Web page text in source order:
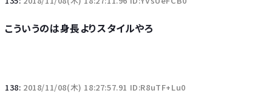
こういうのは身長よりスタイルやろ
138: 2018/11/08(木) 18:27:57.91 ID:R8uTF+Lu0